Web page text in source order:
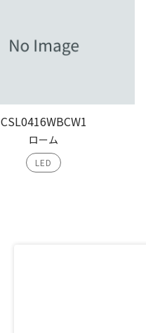
CSL0416WBCW1
ローム
LED